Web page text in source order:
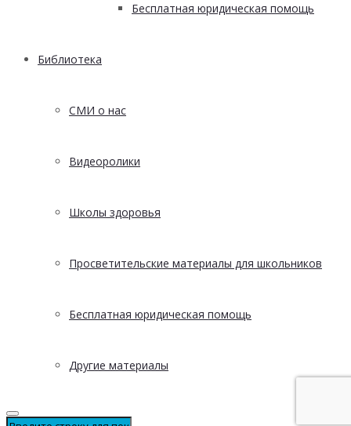
Бесплатная юридическая помощь
Библиотека
СМИ о нас
Видеоролики
Школы здоровья
Просветительские материалы для школьников
Бесплатная юридическая помощь
Другие материалы